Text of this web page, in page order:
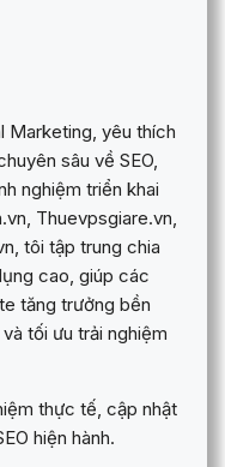
Marketing, yêu thích
sâu về SEO,
nghiệm triển khai
Thuevpsgiare.vn,
tôi tập trung chia
cao, giúp các
tăng trưởng bền
tối ưu trải nghiệm
thực tế, cập nhật
hiện hành.